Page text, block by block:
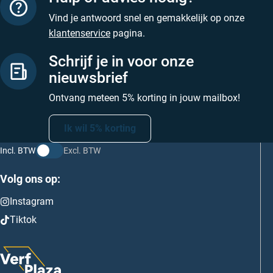
Vind je antwoord snel en gemakkelijk op onze
klantenservice pagina.
Schrijf je in voor onze
nieuwsbrief
Ontvang meteen 5% korting in jouw mailbox!
Ik wil 5% korting
Incl. BTW Excl. BTW
Volg ons op:
Instagram
Tiktok